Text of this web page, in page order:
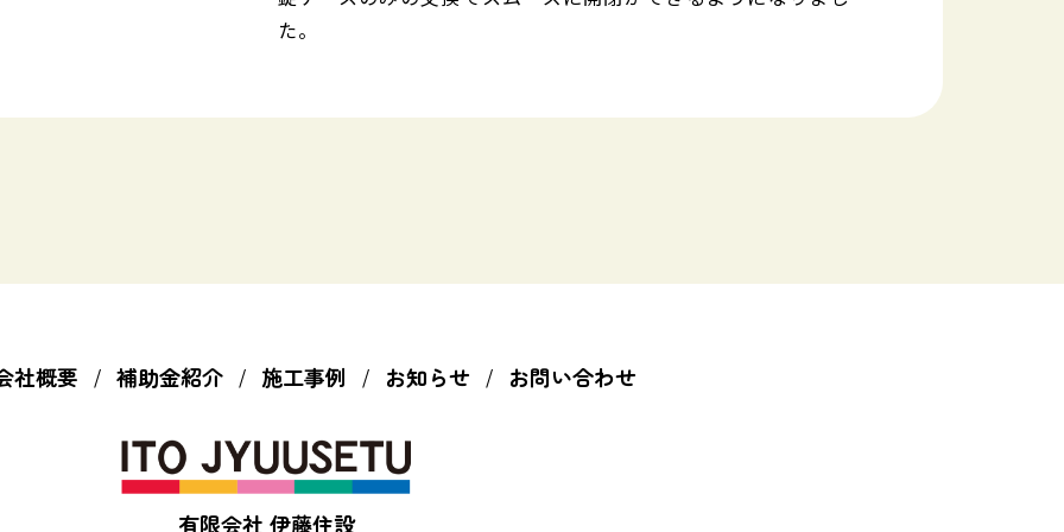
た。
社概要 補助金紹介 施工事例 お知らせ お問い合わせ
有限会社 伊藤住設